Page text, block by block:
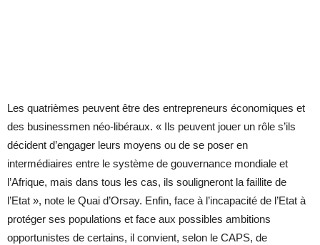
Les quatrièmes peuvent être des entrepreneurs économiques et
des businessmen néo-libéraux. « Ils peuvent jouer un rôle s’ils
décident d’engager leurs moyens ou de se poser en
intermédiaires entre le système de gouvernance mondiale et
l’Afrique, mais dans tous les cas, ils souligneront la faillite de
l’Etat », note le Quai d’Orsay. Enfin, face à l’incapacité de l’Etat à
protéger ses populations et face aux possibles ambitions
opportunistes de certains, il convient, selon le CAPS, de